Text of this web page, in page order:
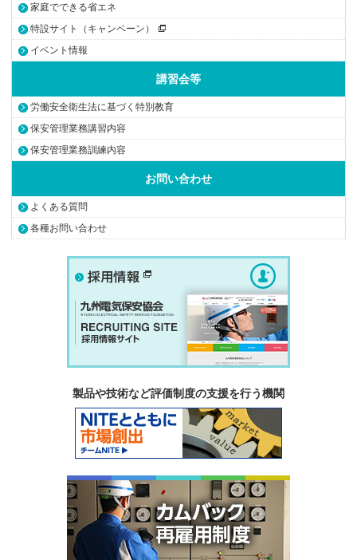
家庭でできる省エネ
特設サイト（キャンペーン）
イベント情報
講習会等
労働安全衛生法に基づく特別教育
保安管理業務講習内容
保安管理業務訓練内容
お問い合わせ
よくある質問
各種お問い合わせ
製品や技術など評価制度の支援を行う機関